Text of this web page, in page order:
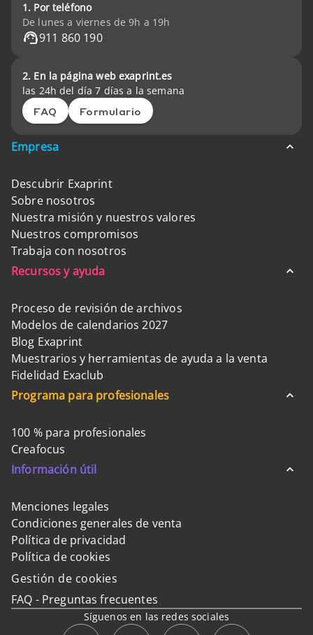
1. Por teléfono
De lunes a viernes de 9h a 19h
911 860 190
2. En la página web exaprint.es
las 24h del día 7 días a la semana
FAQ Formulario
Empresa
Descubrir Exaprint
Sobre nosotros
Nuestra misión y nuestros valores
Nuestros compromisos
Trabaja con nosotros
Recursos y ayuda
Proceso de revisión de archivos
Modelos de calendarios 2027
Blog Exaprint
Muestrarios y herramientas de ayuda a la venta
Fidelidad Exaclub
Programa para profesionales
100 % para profesionales
Creafocus
Información útil
Menciones legales
Condiciones generales de venta
Política de privacidad
Política de cookies
Gestión de cookies
FAQ - Preguntas frecuentes
Síguenos en las redes sociales